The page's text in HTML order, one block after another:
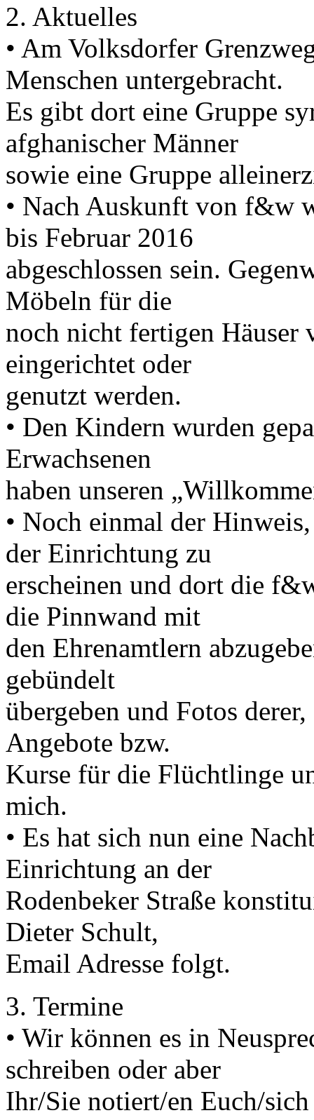
2. Aktuelles
• Am Volksdorfer
Menschen untergebracht.
Es gibt dort eine Gruppe
afghanischer Männer
sowie eine Gruppe
• Nach Auskunft von f&w
bis Februar 2016
abgeschlossen sein.
Möbeln für die
noch nicht fertigen
eingerichtet oder
genutzt werden.
• Den Kindern wurden
Erwachsenen
haben unseren
• Noch einmal der
der Einrichtung zu
erscheinen und dort die
die Pinnwand mit
den Ehrenamtlern
gebündelt
übergeben und Fotos
Angebote bzw.
Kurse für die Flüchtlinge
mich.
• Es hat sich nun eine
Einrichtung an der
Rodenbeker Straße
Dieter Schult,
Email Adresse folgt.
3. Termine
• Wir können es in
schreiben oder aber
Ihr/Sie notiert/en Euch/